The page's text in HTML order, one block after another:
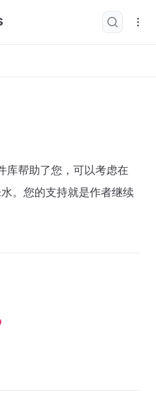
库帮助了您，可以考虑在
。您的支持就是作者继续